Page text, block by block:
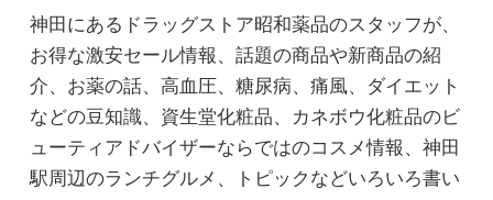
神田にあるドラッグストア昭和薬品のスタッフが、
お得な激安セール情報、話題の商品や新商品の紹
介、お薬の話、高血圧、糖尿病、痛風、ダイエット
などの豆知識、資生堂化粧品、カネボウ化粧品のビ
ューティアドバイザーならではのコスメ情報、神田
駅周辺のランチグルメ、トピックなどいろいろ書い